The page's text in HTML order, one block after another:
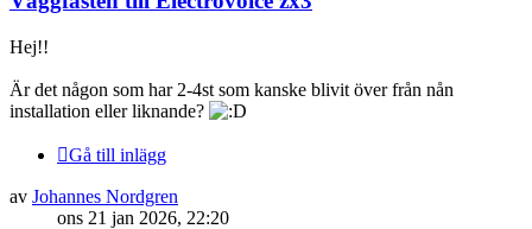
Hej!!
Är det någon som har 2-4st som kanske blivit över från nån
installation eller liknande?
Gå till inlägg
av Johannes Nordgren
ons 21 jan 2026, 22:20